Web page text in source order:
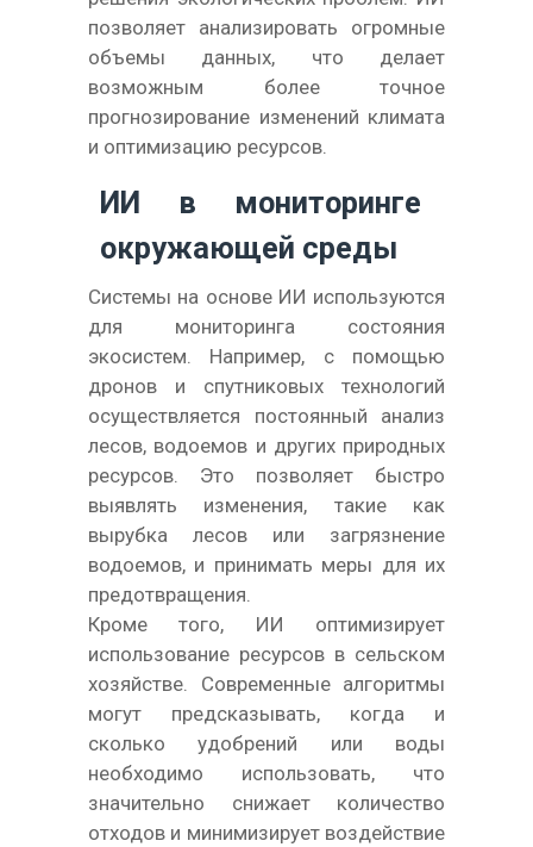
позволяет анализировать огромные
объемы данных, что делает
возможным более точное
прогнозирование изменений климата
и оптимизацию ресурсов.
ИИ в мониторинге
окружающей среды
Системы на основе ИИ используются
для мониторинга состояния
экосистем. Например, с помощью
дронов и спутниковых технологий
осуществляется постоянный анализ
лесов, водоемов и других природных
ресурсов. Это позволяет быстро
выявлять изменения, такие как
вырубка лесов или загрязнение
водоемов, и принимать меры для их
предотвращения.
Кроме того, ИИ оптимизирует
использование ресурсов в сельском
хозяйстве. Современные алгоритмы
могут предсказывать, когда и
сколько удобрений или воды
необходимо использовать, что
значительно снижает количество
отходов и минимизирует воздействие